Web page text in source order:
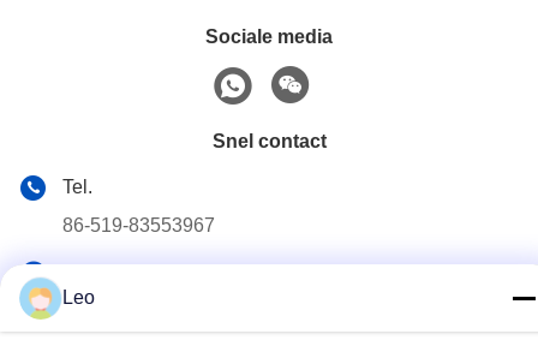
Sociale media
Snel contact
Tel.
86-519-83553967
Leo@service-js.com
Leo